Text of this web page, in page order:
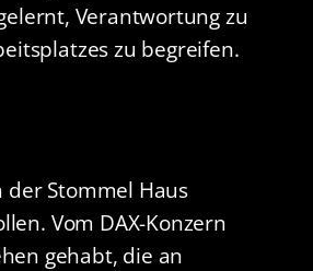
Verantwortung zu
zu begreifen.
der Stommel Haus
Vom DAX-Konzern
gehabt, die an